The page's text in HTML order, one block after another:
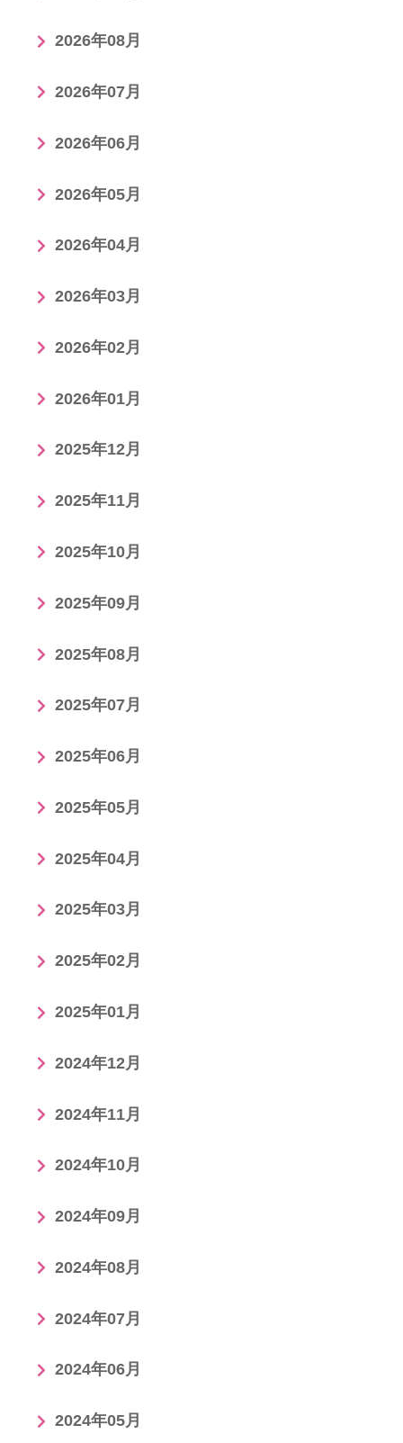
2026年08月
2026年07月
2026年06月
2026年05月
2026年04月
2026年03月
2026年02月
2026年01月
2025年12月
2025年11月
2025年10月
2025年09月
2025年08月
2025年07月
2025年06月
2025年05月
2025年04月
2025年03月
2025年02月
2025年01月
2024年12月
2024年11月
2024年10月
2024年09月
2024年08月
2024年07月
2024年06月
2024年05月